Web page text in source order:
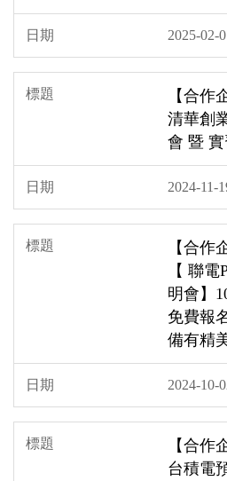
2025-02-
【合作
清華創
會 暨
2024-11-
【合作
【 聯
明會】
免費報
備有精
2024-10-
【合作
台積電